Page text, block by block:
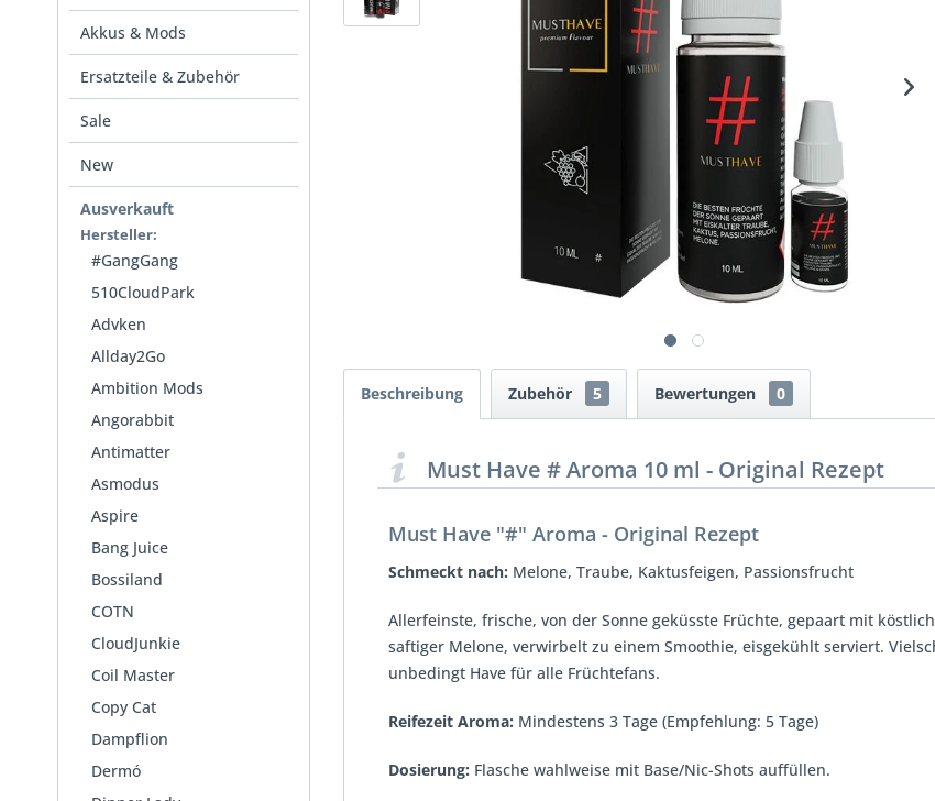
Akkus & Mods
Ersatzteile & Zubehör
Sale
New
Ausverkauft
Hersteller:
#GangGang
510CloudPark
Advken
Allday2Go
Ambition Mods
Angorabbit
Antimatter
Asmodus
Aspire
Bang Juice
Bossiland
COTN
CloudJunkie
Coil Master
Copy Cat
Dampflion
Dermó
Beschreibung Zubehör 5 Bewertungen 0
Must Have # Aroma 10 ml - Original Rezept
Must Have "#" Aroma - Original Rezept
Schmeckt nach: Melone, Traube, Kaktusfeigen, Passionsfrucht
Allerfeinste, frische, von der Sonne geküsste Früchte, gepaart mit
saftiger Melone, verwirbelt zu einem Smoothie, eisgekühlt serviert.
unbedingt Have für alle Früchtefans.
Reifezeit Aroma: Mindestens 3 Tage (Empfehlung: 5 Tage)
Dosierung: Flasche wahlweise mit Base/Nic-Shots auffüllen.